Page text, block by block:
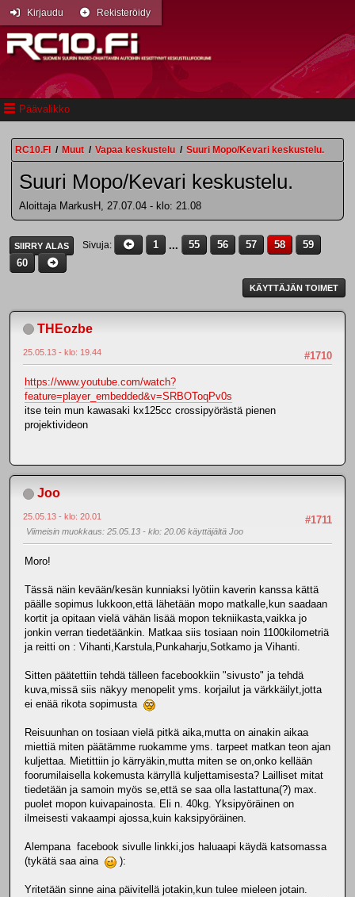
Päävalikko
Kirjaudu Rekisteröidy
RC10.FI / Muut / Vapaa keskustelu / Suuri Mopo/Kevari keskustelu.
Suuri Mopo/Kevari keskustelu.
Aloittaja MarkusH, 27.07.04 - klo: 21.08
SIIRRY ALAS Sivuja 1 ... 55 56 57 58
59
60
KÄYTTÄJÄN TOIMET
THEozbe
#1710
25.05.13 - klo: 19.44
https://www.youtube.com/watch?
feature=player_embedded&v=SRBOToqPv0s
itse tein mun kawasaki kx125cc crossipyörästä pienen
projektivideon
Joo
#1711
25.05.13 - klo: 20.01
Viimeisin muokkaus: 25.05.13 - klo: 20.06 käyttäjältä Joo
Moro!
Tässä näin kevään/kesän kunniaksi lyötiin kaverin kanssa kättä
päälle sopimus lukkoon,että lähetään mopo matkalle,kun saadaan
kortit ja opitaan vielä vähän lisää mopon tekniikasta,vaikka jo
jonkin verran tiedetäänkin. Matkaa siis tosiaan noin 1100kilometriä
ja reitti on : Vihanti,Karstula,Punkaharju,Sotkamo ja Vihanti.
Sitten päätettiin tehdä tälleen facebookkiin "sivusto" ja tehdä
kuva,missä siis näkyy menopelit yms. korjailut ja värkkäilyt,jotta
ei enää rikota sopimusta
Reisuunhan on tosiaan vielä pitkä aika,mutta on ainakin aikaa
miettiä miten päätämme ruokamme yms. tarpeet matkan teon ajan
kuljettaa. Mietittiin jo kärryäkin,mutta miten se on,onko kellään
foorumilaisella kokemusta kärryllä kuljettamisesta? Lailliset mitat
tiedetään ja samoin myös se,että se saa olla lastattuna(?) max.
puolet mopon kuivapainosta. Eli n. 40kg. Yksipyöräinen on
ilmeisesti vakaampi ajossa,kuin kaksipyöräinen.
Alempana facebook sivulle linkki,jos haluaapi käydä katsomassa
(tykätä saa aina
):
Yritetään sinne aina päivitellä jotakin,kun tulee mieleen jotain.